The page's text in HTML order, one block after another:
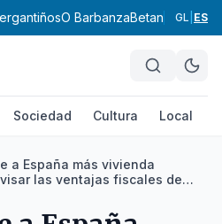
O BarbanzaBetanzosOrdes
GL ES
Sociedad Cultura Local
a España más vivienda
las ventajas fiscales del